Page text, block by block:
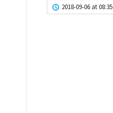
2018-09-06 at 08:35